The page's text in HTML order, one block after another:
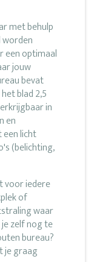
met behulp
worden
een optimaal
jouw
bevat
blad 2,5
in
en
een licht
(belichting,
voor iedere
of
waar
zelf nog te
bureau?
je graag